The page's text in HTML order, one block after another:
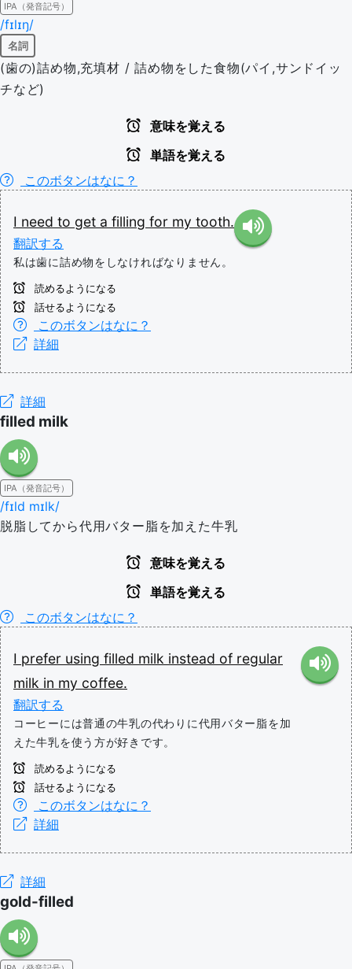
IPA（発音記号）
/fɪlɪŋ/
名詞
(歯の)詰め物,充填材 / 詰め物をした食物(パイ,サンドイッ
チなど)
意味を覚える
単語を覚える
このボタンはなに？
I need to get a filling for my tooth.
翻訳する
私は歯に詰め物をしなければなりません。
読めるようになる
話せるようになる
このボタンはなに？
詳細
詳細
filled milk
IPA（発音記号）
/fɪld mɪlk/
脱脂してから代用バター脂を加えた牛乳
意味を覚える
単語を覚える
このボタンはなに？
I prefer using filled milk instead of regular
milk in my coffee.
翻訳する
コーヒーには普通の牛乳の代わりに代用バター脂を加
えた牛乳を使う方が好きです。
読めるようになる
話せるようになる
このボタンはなに？
詳細
詳細
gold-filled